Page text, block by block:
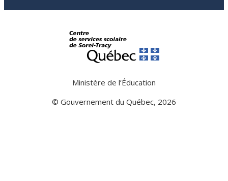
Ministère de l’Éducation
© Gouvernement du Québec, 2026